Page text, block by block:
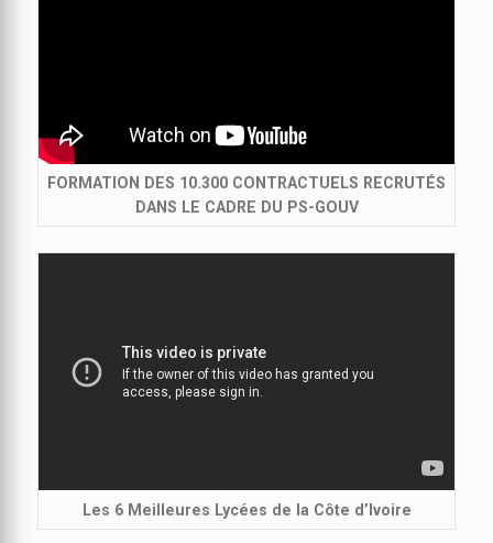
FORMATION DES 10.300 CONTRACTUELS RECRUTÉS
DANS LE CADRE DU PS-GOUV
Les 6 Meilleures Lycées de la Côte d’Ivoire